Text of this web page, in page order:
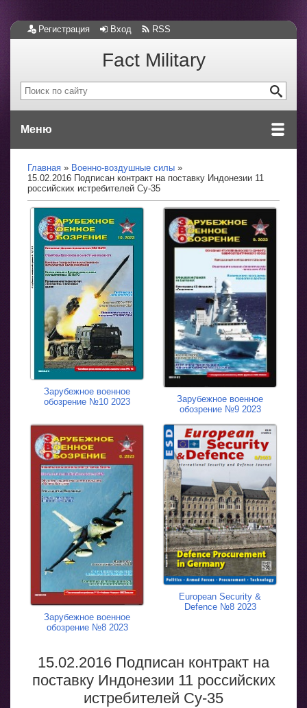
Регистрация Вход RSS
Fact Military
Меню
Главная
Военно-воздушные силы
15.02.2016 Подписан контракт на поставку Индонезии 11
российских истребителей Су-35
Зарубежное военное
обозрение №10 2023
Зарубежное военное
обозрение №9 2023
Зарубежное военное
обозрение №8 2023
European Security &
Defence №8 2023
15.02.2016 Подписан контракт на
поставку Индонезии 11 российских
истребителей Су-35